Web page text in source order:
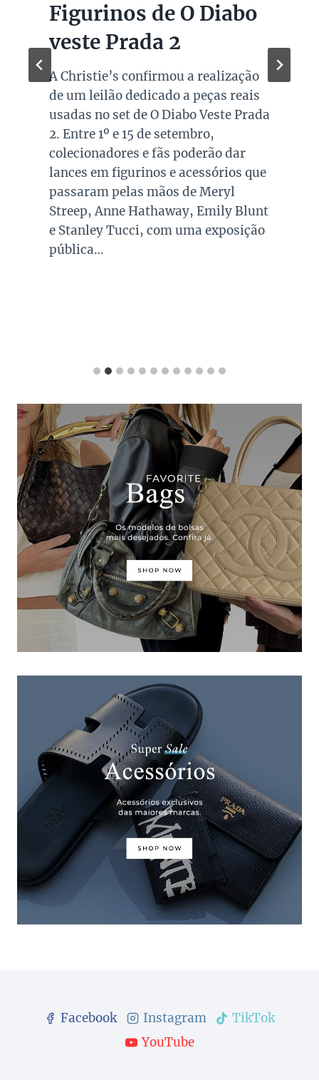
Figurinos de O Diabo
veste Prada 2
A Christie’s confirmou a realização
de um leilão dedicado a peças reais
usadas no set de O Diabo Veste Prada
2. Entre 1º e 15 de setembro,
colecionadores e fãs poderão dar
lances em figurinos e acessórios que
passaram pelas mãos de Meryl
Streep, Anne Hathaway, Emily Blunt
e Stanley Tucci, com uma exposição
pública…
Facebook Instagram
TikTok
YouTube